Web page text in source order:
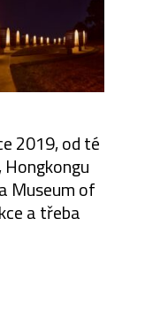
2019, od té
Museum of
a třeba